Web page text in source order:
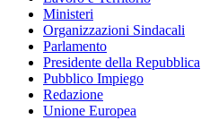
Ministeri
Organizzazioni Sindacali
Parlamento
Presidente della Repubblica
Pubblico Impiego
Redazione
Unione Europea